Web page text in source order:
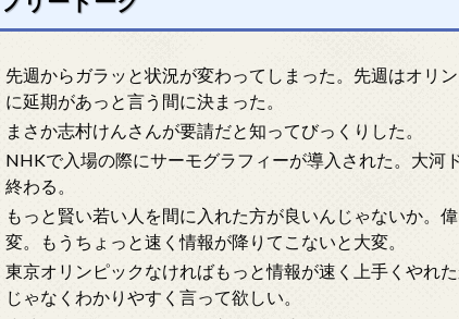
先週からガラッと状況が変わってしまった。先週はオリ
に延期があっと言う間に決まった。
まさか志村けんさんが要請だと知ってびっくりした。
NHKで入場の際にサーモグラフィーが導入された。大河
終わる。
もっと賢い若い人を間に入れた方が良いんじゃないか。
変。もうちょっと速く情報が降りてこないと大変。
東京オリンピックなければもっと情報が速く上手くやれ
じゃなくわかりやすく言って欲しい。